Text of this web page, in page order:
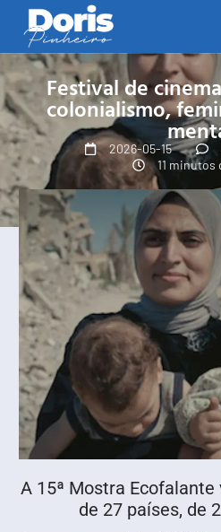
Festival de
colonialismo,
2026-05-15
11 minutos
A 15ª Mostra
de 27 países, de